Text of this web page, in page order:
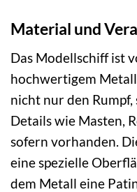
Material und
Das Modellschiff ist
hochwertigem
nicht nur den
Details wie Masten,
sofern vorhanden.
eine spezielle
dem Metall eine